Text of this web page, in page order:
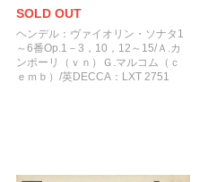
SOLD OUT
ヘンデル：ヴァイオリン・ソナタ1
～6番Op.1－3，10，12～15/Ａ.カ
ンポーリ（ｖｎ）Ｇ.マルコム（ｃ
ｅｍｂ）/英DECCA：LXT 2751